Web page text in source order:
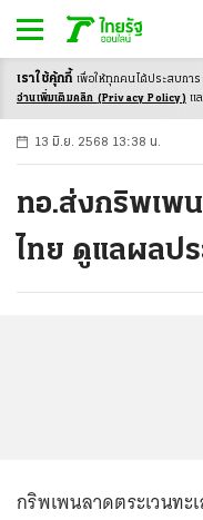
-ก ก ก+
13 มิ.ย. 2568 13:38 น.
ทอ.ส่งกริพเพ
ไทย ดูแลผลปร
กริพเพนลาดตระเวนทะ
เราใช้คุ้กกี้ เพื่อให้ทุกคนได้ประสบกา
อ่านเพิ่มเติมคลิก (Privacy Policy) แ